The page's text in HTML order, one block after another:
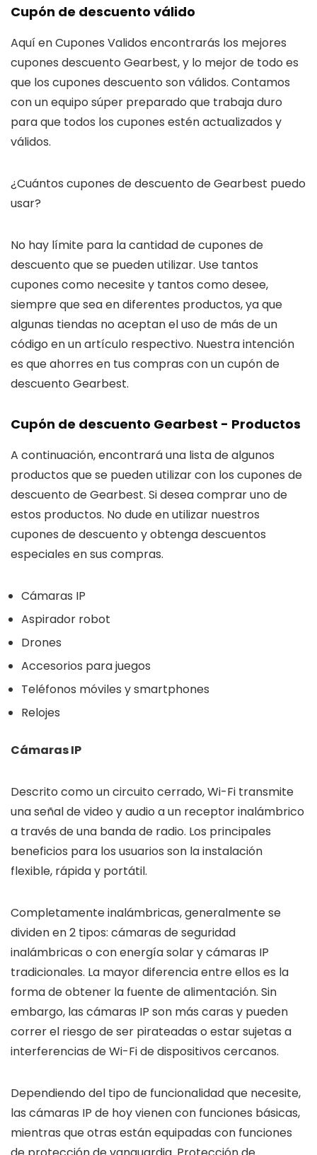
Cupón de descuento válido
Aquí en Cupones Validos encontrarás los mejores
cupones descuento Gearbest, y lo mejor de todo es
que los cupones descuento son válidos. Contamos
con un equipo súper preparado que trabaja duro
para que todos los cupones estén actualizados y
válidos.
¿Cuántos cupones de descuento de Gearbest puedo
usar?
No hay límite para la cantidad de cupones de
descuento que se pueden utilizar. Use tantos
cupones como necesite y tantos como desee,
siempre que sea en diferentes productos, ya que
algunas tiendas no aceptan el uso de más de un
código en un artículo respectivo. Nuestra intención
es que ahorres en tus compras con un cupón de
descuento Gearbest.
Cupón de descuento Gearbest - Productos
A continuación, encontrará una lista de algunos
productos que se pueden utilizar con los cupones de
descuento de Gearbest. Si desea comprar uno de
estos productos. No dude en utilizar nuestros
cupones de descuento y obtenga descuentos
especiales en sus compras.
Cámaras IP
Aspirador robot
Drones
Accesorios para juegos
Teléfonos móviles y smartphones
Relojes
Cámaras IP
Descrito como un circuito cerrado, Wi-Fi transmite
una señal de video y audio a un receptor inalámbrico
a través de una banda de radio. Los principales
beneficios para los usuarios son la instalación
flexible, rápida y portátil.
Completamente inalámbricas, generalmente se
dividen en 2 tipos: cámaras de seguridad
inalámbricas o con energía solar y cámaras IP
tradicionales. La mayor diferencia entre ellos es la
forma de obtener la fuente de alimentación. Sin
embargo, las cámaras IP son más caras y pueden
correr el riesgo de ser pirateadas o estar sujetas a
interferencias de Wi-Fi de dispositivos cercanos.
Dependiendo del tipo de funcionalidad que necesite,
las cámaras IP de hoy vienen con funciones básicas,
mientras que otras están equipadas con funciones